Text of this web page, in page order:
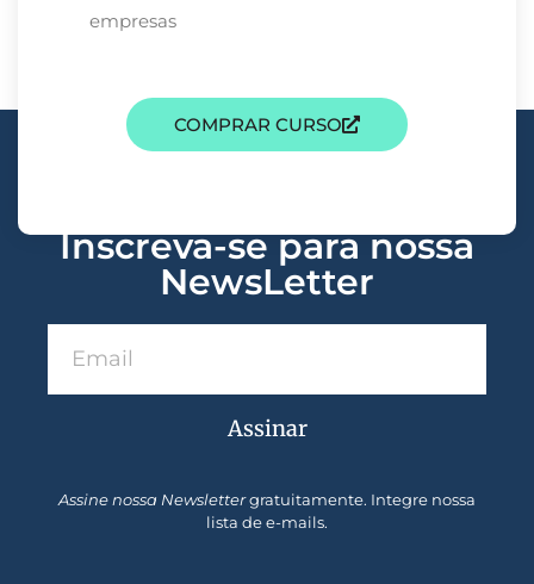
empresas
COMPRAR CURSO
Inscreva-se para nossa
NewsLetter
Assinar
Assine nossa Newslettergratuitamente. Integre nossa
lista de e-mails.